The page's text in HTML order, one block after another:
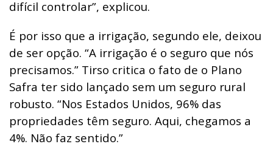
difícil controlar”, explicou.
É por isso que a irrigação, segundo ele, deixou
de ser opção. “A irrigação é o seguro que nós
precisamos.” Tirso critica o fato de o Plano
Safra ter sido lançado sem um seguro rural
robusto. “Nos Estados Unidos, 96% das
propriedades têm seguro. Aqui, chegamos a
4%. Não faz sentido.”